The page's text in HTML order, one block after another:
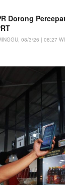
Dorong
08/3/26 | 08:27